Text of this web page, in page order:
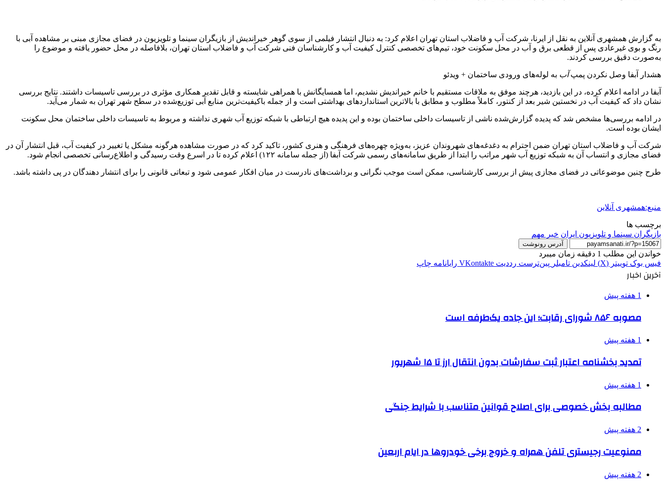
به گزارش همشهری آنلاین به نقل از ایرنا، شرکت آب و فاضلاب استان تهران اعلام کرد: به دنبال انتشار فیلمی از سوی گوهر خیراندیش از بازیگران سینما و تلویزیون در فضای مجازی مبنی بر مشاهده آبی با
رنگ و بوی غیرعادی پس از قطعی برق و آب در محل سکونت خود، تیم‌های تخصصی کنترل کیفیت آب و کارشناسان فنی شرکت آب و فاضلاب استان تهران، بلافاصله در محل حضور یافته و موضوع را
به‌صورت دقیق بررسی کردند.
هشدار آبفا وصل نکردن پمپآب به لوله‌های ورودی ساختمان + ویدئو
آبفا در ادامه اعلام کرده، در این بازدید، هرچند موفق به ملاقات مستقیم با خانم خیراندیش نشدیم، اما همسایگانش با همراهی شایسته و قابل تقدیر همکاری مؤثری در بررسی تاسیسات داشتند. نتایج بررسی
نشان داد که کیفیت آب در نخستین شیر بعد از کنتور، کاملاً مطلوب و مطابق با بالاترین استانداردهای بهداشتی است و از جمله باکیفیت‌ترین منابع آبی توزیع‌شده در سطح شهر تهران به شمار می‌آید.
در ادامه بررسی‌ها مشخص شد که پدیده گزارش‌شده ناشی از تاسیسات داخلی ساختمان بوده و این پدیده هیچ ارتباطی با شبکه توزیع آب شهری نداشته و مربوط به تاسیسات داخلی ساختمان محل سکونت
ایشان بوده است.
شرکت آب و فاضلاب استان تهران ضمن احترام به دغدغه‌های شهروندان عزیز، به‌ویژه چهره‌های فرهنگی و هنری کشور، تاکید کرد که در صورت مشاهده هرگونه مشکل یا تغییر در کیفیت آب، قبل انتشار آن در
فضای مجازی و انتساب آن به شبکه توزیع آب شهر مراتب را ابتدا از طریق سامانه‌های رسمی شرکت آبفا (از جمله سامانه ۱۲۲) اعلام کرده تا در اسرع وقت رسیدگی و اطلاع‌رسانی تخصصی انجام شود.
طرح چنین موضوعاتی در فضای مجازی پیش از بررسی کارشناسی، ممکن است موجب نگرانی و برداشت‌های نادرست در میان افکار عمومی شود و تبعاتی قانونی را برای انتشار دهندگان در پی داشته باشد.
منبع:همشهری آنلاین
برچسب ها
بازیگران سینما و تلویزیون ایران خبر مهم
آدرس رونوشت
خواندن این مطلب 1 دقیقه زمان میبرد
فیس بوک توییتر (X) لینکدین ‫تامبلر ‫پین‌ترست ‫رددیت ‫VKontakte رایانامه چاپ
آخرین اخبار
1 هفته پیش
مصوبه ۸۵۶ شورای رقابت؛ این جاده یک‌طرفه است
1 هفته پیش
تمدید بخشنامه اعتبار ثبت سفارشات بدون انتقال ارز تا ۱۵ شهریور
1 هفته پیش
مطالبه بخش خصوصی برای اصلاح قوانین متناسب با شرایط جنگی
2 هفته پیش
ممنوعیت رجیستری تلفن همراه و خروج برخی خودروها در ایام اربعین
2 هفته پیش